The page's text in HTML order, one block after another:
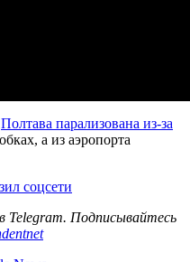
Полтава парализована из-за
а из аэропорта
соцсети
в Telegram. Подписывайтесь